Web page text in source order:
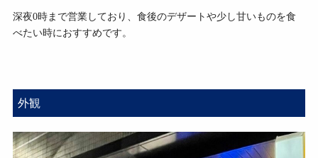
深夜0時まで営業しており、食後のデザートや少し甘いものを食
べたい時におすすめです。
外観